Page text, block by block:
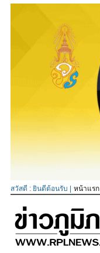
สวัสดี : ยินดีต้อนรับ | หน้าแรก